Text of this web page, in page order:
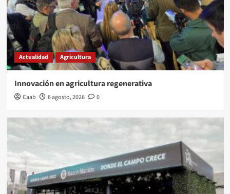
Actualidad Agricultura
Innovación en agricultura regenerativa
Caab 6 agosto, 2026 0